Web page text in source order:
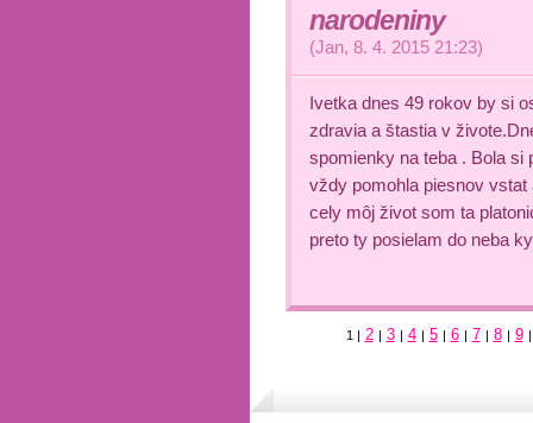
narodeniny
(Jan, 8. 4. 2015 21:23)
Ivetka dnes 49 rokov by si
zdravia a štastia v
spomienky na teba . Bola si
vždy pomohla piesnov
cely môj život som ta
preto ty posielam do neba
1 | 2 | 3 | 4 | 5 | 6 | 7 | 8 | 9 |